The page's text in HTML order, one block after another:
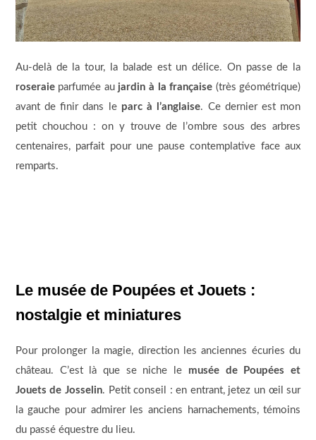
Au-delà de la tour, la balade est un délice. On passe de la
roseraieparfumée aujardin à la française (très géométrique)
avant de finir dans le parc à l’anglaise. Ce dernier est mon
petit chouchou : on y trouve de l’ombre sous des arbres
centenaires, parfait pour une pause contemplative face aux
remparts.
Le musée de Poupées et Jouets :
nostalgie et miniatures
Pour prolonger la magie, direction les anciennes écuries du
château. C’est là que se niche le musée de Poupées et
Jouets de Josselin. Petit conseil : en entrant, jetez un œil sur
la gauche pour admirer les anciens harnachements, témoins
du passé équestre du lieu.